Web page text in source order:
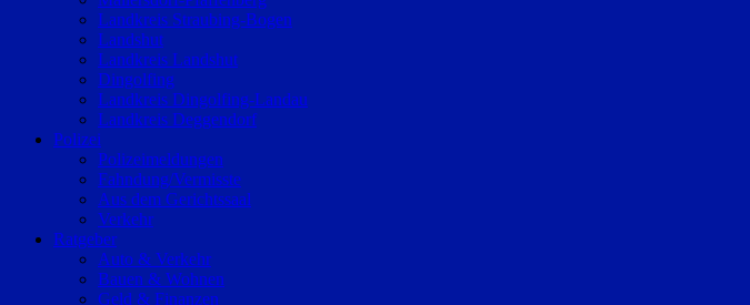
Landkreis Straubing-Bogen
Landshut
Landkreis Landshut
Dingolfing
Landkreis Dingolfing-Landau
Landkreis Deggendorf
Polizei
Polizeimeldungen
Fahndung/Vermisste
Aus dem Gerichtssaal
Verkehr
Ratgeber
Auto & Verkehr
Bauen & Wohnen
Geld & Finanzen